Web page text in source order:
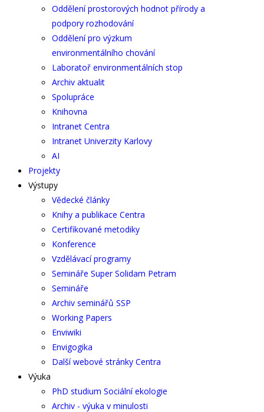
Oddělení prostorových hodnot přírody a
podpory rozhodování
Oddělení pro výzkum
environmentálního chování
Laboratoř environmentálních stop
Archiv aktualit
Spolupráce
Knihovna
Intranet Centra
Intranet Univerzity Karlovy
AI
Projekty
Výstupy
Vědecké články
Knihy a publikace Centra
Certifikované metodiky
Konference
Vzdělávací programy
Semináře Super Solidam Petram
Semináře
Archiv seminářů SSP
Working Papers
Enviwiki
Envigogika
Další webové stránky Centra
Výuka
PhD studium Sociální ekologie
Archiv - výuka v minulosti